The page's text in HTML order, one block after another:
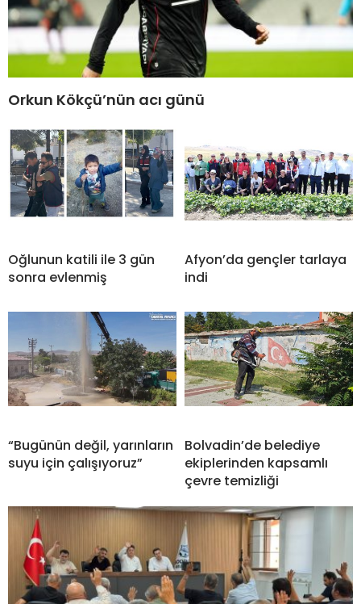
Orkun Kökçü’nün acı günü
Oğlunun katili ile 3 gün
sonra evlenmiş
Afyon’da gençler tarlaya
indi
“Bugünün değil, yarınların
suyu için çalışıyoruz”
Bolvadin’de belediye
ekiplerinden kapsamlı
çevre temizliği